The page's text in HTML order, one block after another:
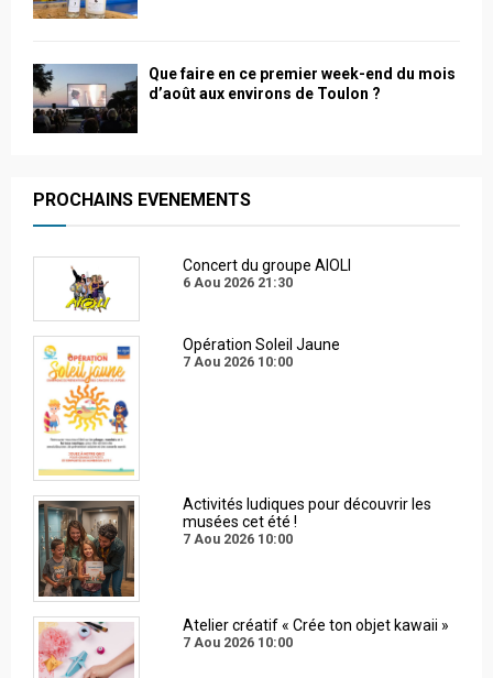
Que faire en ce premier week-end du mois
d’août aux environs de Toulon ?
PROCHAINS EVENEMENTS
Concert du groupe AIOLI
6 Aou 2026 21:30
Opération Soleil Jaune
7 Aou 2026 10:00
Activités ludiques pour découvrir les
musées cet été !
7 Aou 2026 10:00
Atelier créatif « Crée ton objet kawaii »
7 Aou 2026 10:00